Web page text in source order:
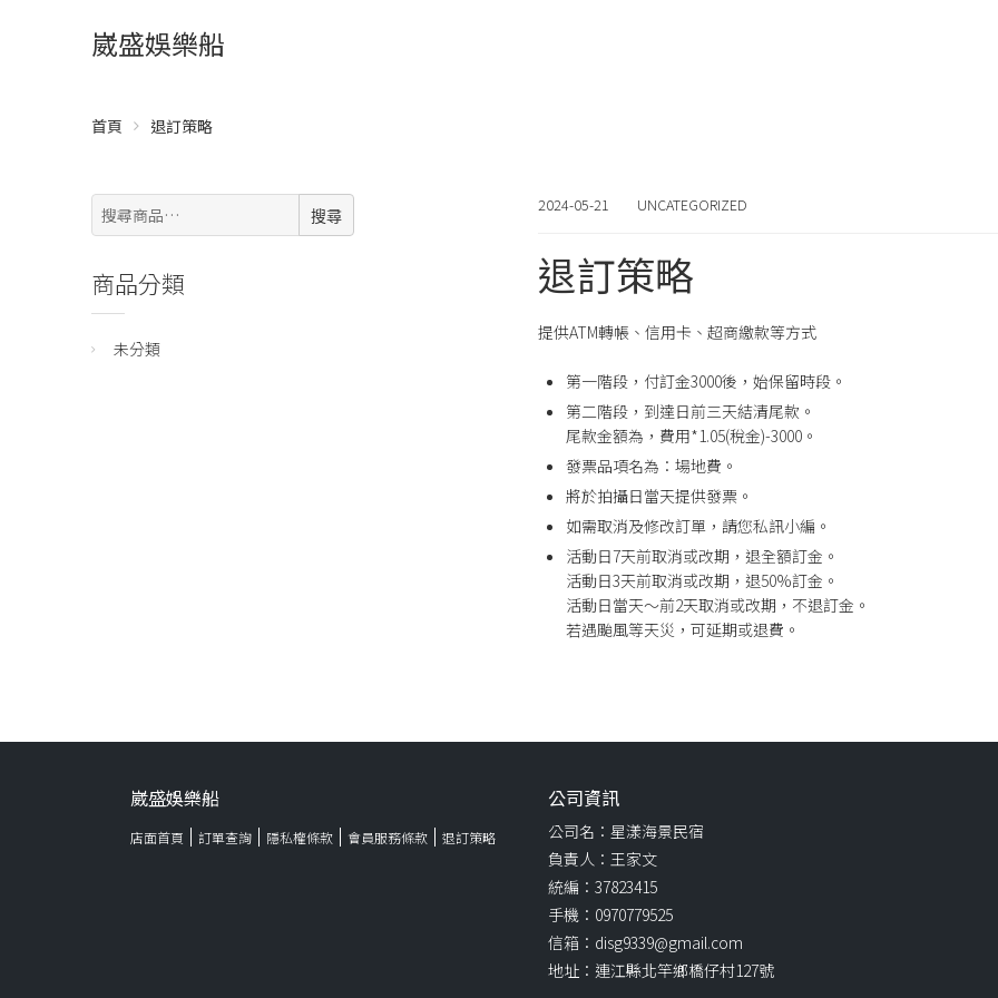
崴盛娛樂船
首頁 退訂策略
2024-05-21 UNCATEGORIZED
退訂策略
提供ATM轉帳、信用卡、超商繳款等方式
第一階段，付訂金3000後，始保留時段。
第二階段，到達日前三天結清尾款。
尾款金額為，費用*1.05(稅金)-3000。
發票品項名為：場地費。
將於拍攝日當天提供發票。
如需取消及修改訂單，請您私訊小編。
活動日7天前取消或改期，退全額訂金。
活動日3天前取消或改期，退50%訂金。
活動日當天～前2天取消或改期，不退訂金。
若遇颱風等天災，可延期或退費。
搜
尋:
搜尋
商品分類
未分類
崴盛娛樂船
店面首頁 訂單查詢 隱私權條款 會員服務條款 退訂策略
公司資訊
公司名：星漾海景民宿
負責人：王家文
統編：37823415
手機：0970779525
信箱：disg9339@gmail.com
地址：連江縣北竿鄉橋仔村127號